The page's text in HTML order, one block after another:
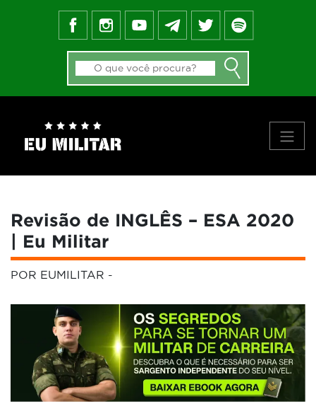
FEED DO BLOG
GALERIA DE APROVADOS
NOTÍCIAS
MATERIAIS
PRINCIPAIS VÍDEOS
SOBRE NÓS
Revisão de INGLÊS – ESA 2020
| Eu Militar
POR EUMILITAR -